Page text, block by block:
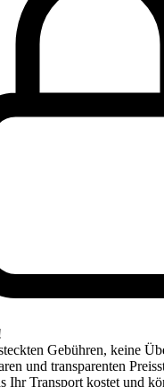
Gebühren, keine
und transparenten
Ihr Transport kostet und